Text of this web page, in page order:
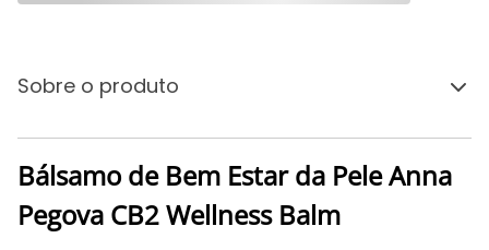
Sobre o produto
Bálsamo de Bem Estar da Pele Anna
Pegova CB2 Wellness Balm